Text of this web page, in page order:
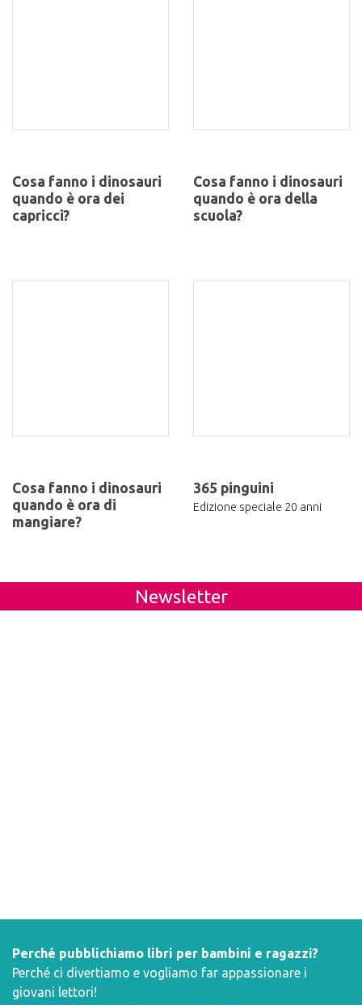
Cosa fanno i dinosauri
quando è ora dei
capricci?
Cosa fanno i dinosauri
quando è ora della
scuola?
Cosa fanno i dinosauri
quando è ora di
mangiare?
365 pinguini
Edizione speciale 20 anni
Newsletter
Perché pubblichiamo libri per bambini e ragazzi?
Perché ci divertiamo e vogliamo far appassionare i
giovani lettori!